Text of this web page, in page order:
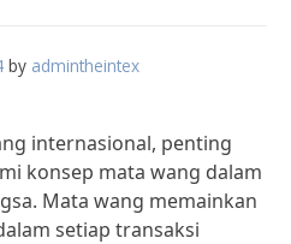
by admintheintex
internasional, penting
konsep mata wang dalam
Mata wang memainkan
setiap transaksi